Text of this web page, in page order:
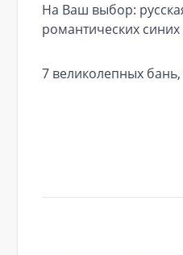
На Ваш выбор:
романтических
7 великолепных